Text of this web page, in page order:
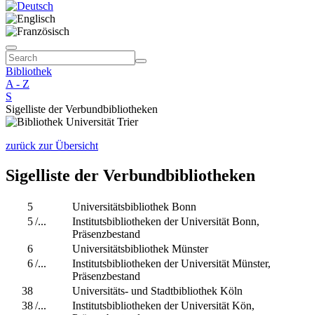
Bibliothek
A - Z
S
Sigelliste der Verbundbibliotheken
zurück zur Übersicht
Sigelliste der Verbundbibliotheken
5
Universitätsbibliothek Bonn
5/...
Institutsbibliotheken der Universität Bonn,
Präsenzbestand
6
Universitätsbibliothek Münster
6/...
Institutsbibliotheken der Universität Münster,
Präsenzbestand
38
Universitäts- und Stadtbibliothek Köln
38/...
Institutsbibliotheken der Universität Kön,